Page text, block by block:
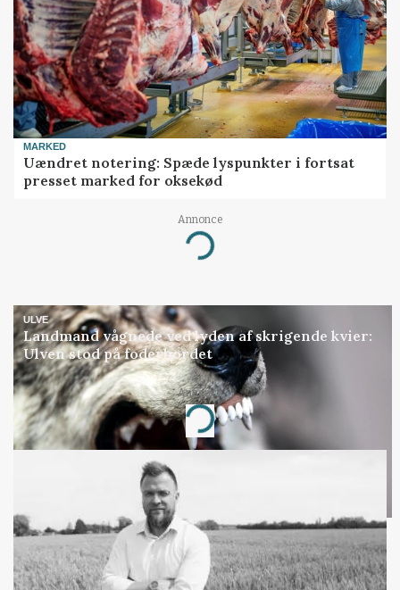
MARKED
Uændret notering: Spæde lyspunkter i fortsat
presset marked for oksekød
Annonce
Loading...
ULVE
Landmand vågnede ved lyden af skrigende kvier:
Ulven stod på foderbordet
Annonce
Loading...